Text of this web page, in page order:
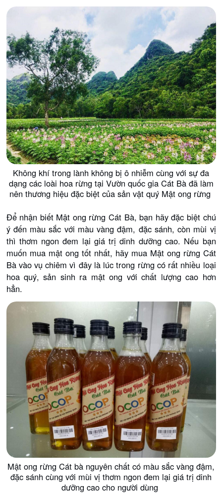
Không khí trong lành không bị ô nhiễm cùng với sự đa
dạng các loài hoa rừng tại Vườn quốc gia Cát Bà đã làm
nên thương hiệu đặc biệt của sản vật quý Mật ong rừng
Để nhận biết Mật ong rừng Cát Bà, bạn hãy đặc biệt chú
ý đến màu sắc với màu vàng đậm, đặc sánh, còn mùi vị
thì thơm ngon đem lại giá trị dinh dưỡng cao. Nếu bạn
muốn mua mật ong tốt nhất, hãy mua Mật ong rừng Cát
Bà vào vụ chiêm vì đây là lúc trong rừng có rất nhiều loại
hoa quý, sản sinh ra mật ong với chất lượng cao hơn
hẳn.
Mật ong rừng Cát bà nguyên chất có màu sắc vàng đậm,
đặc sánh cùng với mùi vị thơm ngon đem lại giá trị dinh
dưỡng cao cho người dùng